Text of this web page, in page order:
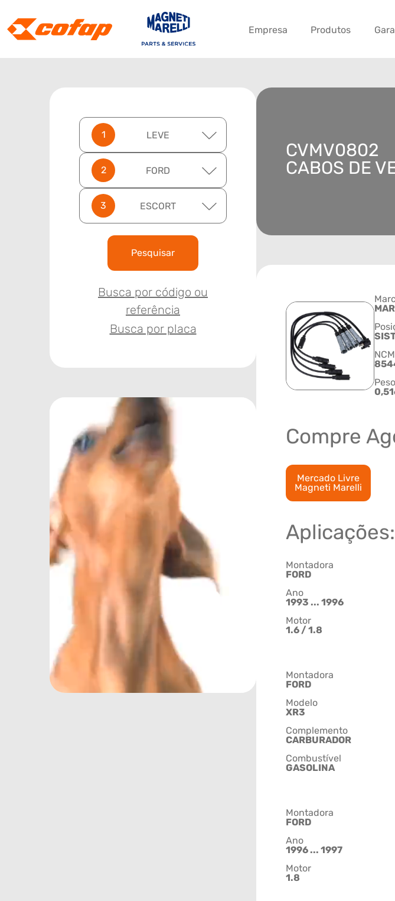
Empresa Produtos
LEVE
FORD
ESCORT
Pesquisar
Busca por código ou
referência
Busca por placa
CVMV0802
CABOS DE
NCM
Compre
Mercado Livre
Magneti Marelli
Aplicações:
Montadora
FORD
Ano
1993 ... 1996
Motor
1.6 / 1.8
Montadora
FORD
Modelo
XR3
Complemento
CARBURADOR
Combustível
GASOLINA
Montadora
FORD
Ano
1996 ... 1997
Motor
1.8